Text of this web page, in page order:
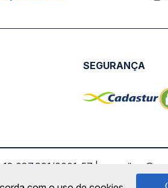
SEGURANÇA
0001-57 |